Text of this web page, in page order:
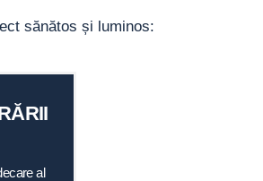
sănătos și luminos:
al